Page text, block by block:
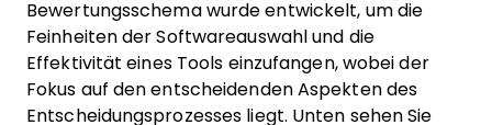
Bewertungsschema wurde entwickelt, um die
Feinheiten der Softwareauswahl und die
Effektivität eines Tools einzufangen, wobei der
Fokus auf den entscheidenden Aspekten des
Entscheidungsprozesses liegt. Unten sehen Sie